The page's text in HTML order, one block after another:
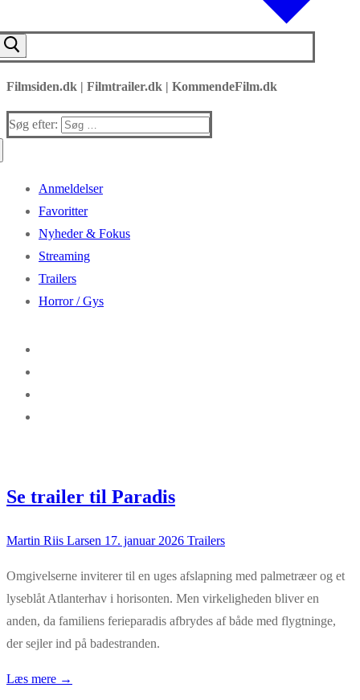
Filmsiden.dk | Filmtrailer.dk | KommendeFilm.dk
Søg efter:
Anmeldelser
Favoritter
Nyheder & Fokus
Streaming
Trailers
Horror / Gys
Se trailer til Paradis
Martin Riis Larsen 17. januar 2026 Trailers
Omgivelserne inviterer til en uges afslapning med palmetræer og et
lyseblåt Atlanterhav i horisonten. Men virkeligheden bliver en
anden, da familiens ferieparadis afbrydes af både med flygtninge,
der sejler ind på badestranden.
Læs mere →